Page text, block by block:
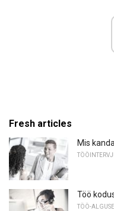
Fresh articles
Mis
Töö
TÖÖ-